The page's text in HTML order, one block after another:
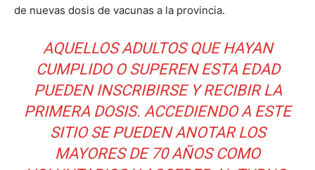
de nuevas dosis de vacunas a la provincia.
AQUELLOS ADULTOS QUE HAYAN
CUMPLIDO O SUPEREN ESTA EDAD
PUEDEN INSCRIBIRSE Y RECIBIR LA
PRIMERA DOSIS. ACCEDIENDO A ESTE
SITIO SE PUEDEN ANOTAR LOS
MAYORES DE 70 AÑOS COMO